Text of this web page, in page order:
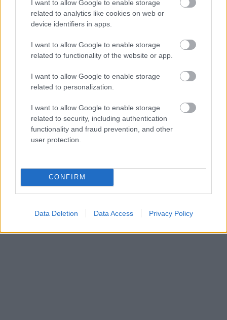
I want to allow Google to enable storage
related to analytics like cookies on web or
device identifiers in apps.
I want to allow Google to enable storage
related to functionality of the website or app.
I want to allow Google to enable storage
related to personalization.
I want to allow Google to enable storage
related to security, including authentication
functionality and fraud prevention, and other
user protection.
CONFIRM
Data Deletion Data Access Privacy Policy
zmeny čakajú realitný trh?